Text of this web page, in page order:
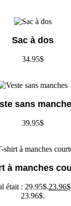
Sac à dos
34.95$
sans
39.95$
à manches
était : 29.95$.23.96$
23.96$.